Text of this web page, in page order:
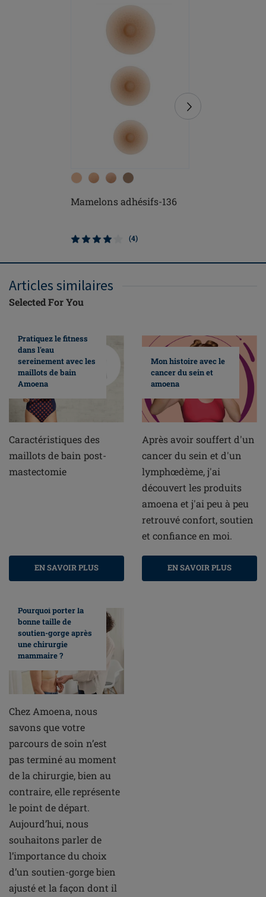
Mamelons adhésifs-136
(4)
Articles similaires
Selected For You
Pratiquez le fitness
dans l'eau
sereinement avec les
maillots de bain
Amoena
Caractéristiques des
maillots de bain post-
mastectomie
EN SAVOIR PLUS
Mon histoire avec le
cancer du sein et
amoena
Après avoir souffert d'un
cancer du sein et d'un
lymphœdème, j'ai
découvert les produits
amoena et j'ai peu à peu
retrouvé confort, soutien
et confiance en moi.
EN SAVOIR PLUS
Pourquoi porter la
bonne taille de
soutien-gorge après
une chirurgie
mammaire ?
Chez Amoena, nous
savons que votre
parcours de soin n’est
pas terminé au moment
de la chirurgie, bien au
contraire, elle représente
le point de départ.
Aujourd’hui, nous
souhaitons parler de
l’importance du choix
d’un soutien-gorge bien
ajusté et la façon dont il